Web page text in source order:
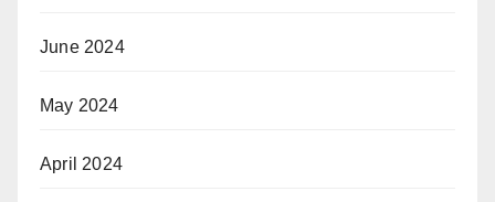
June 2024
May 2024
April 2024